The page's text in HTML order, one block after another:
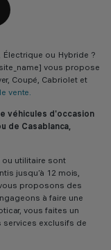
Électrique ou Hybride ?
vous propose
Coupé, Cabriolet et
vente.
véhicules d'occasion
de Casablanca,
ou utilitaire sont
jusqu’à 12 mois,
proposons des
à faire une
vous faites un
exclusifs de